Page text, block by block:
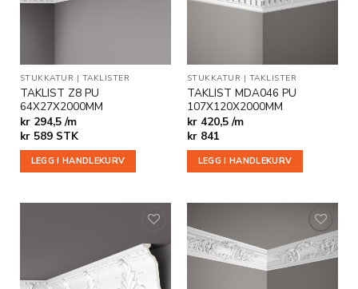
STUKKATUR | TAKLISTER
TAKLIST Z8 PU
64X27X2000MM
kr 294,5 /m
kr589 STK
LEGG I HANDLEKURV
STUKKATUR | TAKLISTER
TAKLIST MDA046 PU
107X120X2000MM
kr 420,5 /m
kr841
LEGG I HANDLEKURV
Legg til
i
ønskeliste
Legg til